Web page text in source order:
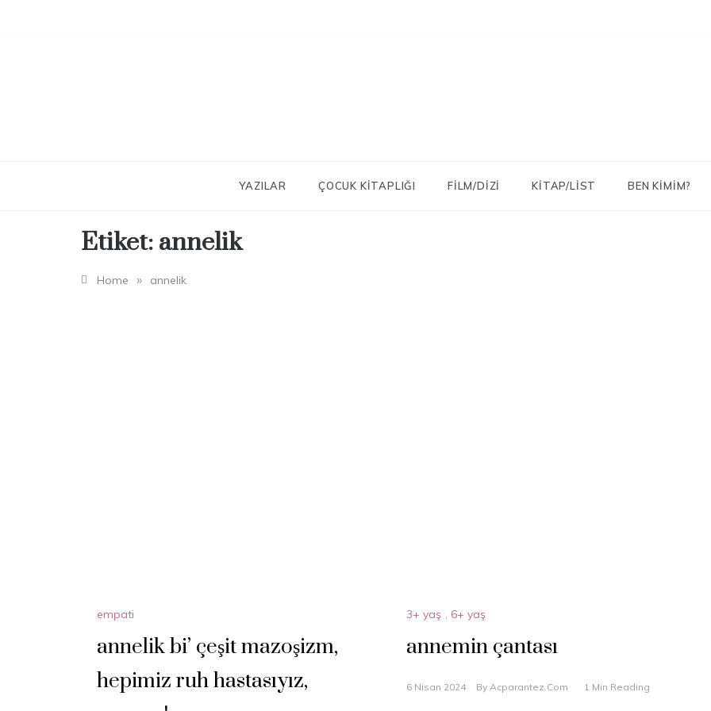
YAZILAR ÇOCUK KITAPLIĞI FILM/DIZI KITAP/LIST BEN KIMIM?
Etiket: annelik
Home » annelik
empati
annelik bi’ çeşit mazoşizm,
hepimiz ruh hastasıyız,
3+ yaş , 6+ yaş
annemin çantası
6 Nisan 2024 By Acparantez.com 1 Min Reading